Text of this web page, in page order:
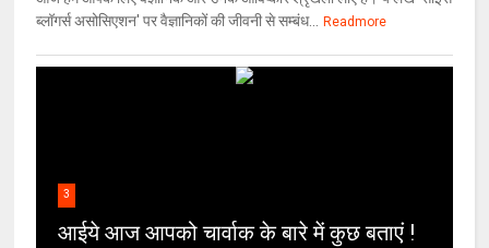
ब्लॉगर्स असोसिएशन' पर वैज्ञा‍निकों की जीवनी से सम्बंध...
Readmore
3
आईये आज आपको चार्वाक के बारे में कुछ बताएं !